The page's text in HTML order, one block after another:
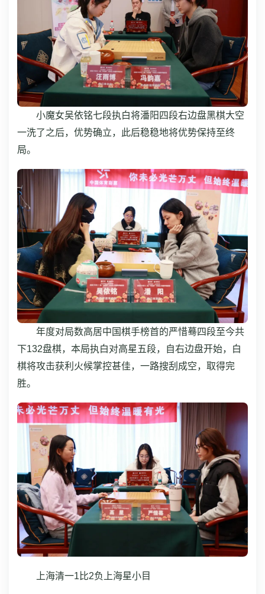
小魔女吴依铭七段执白将潘阳四段右边盘黑棋大空
一洗了之后，优势确立，此后稳稳地将优势保持至终
局。
年度对局数高居中国棋手榜首的严惜蓦四段至今共
下132盘棋，本局执白对高星五段，自右边盘开始，白
棋将攻击获利火候掌控甚佳，一路搜刮成空，取得完
胜。
上海清一1比2负上海星小目